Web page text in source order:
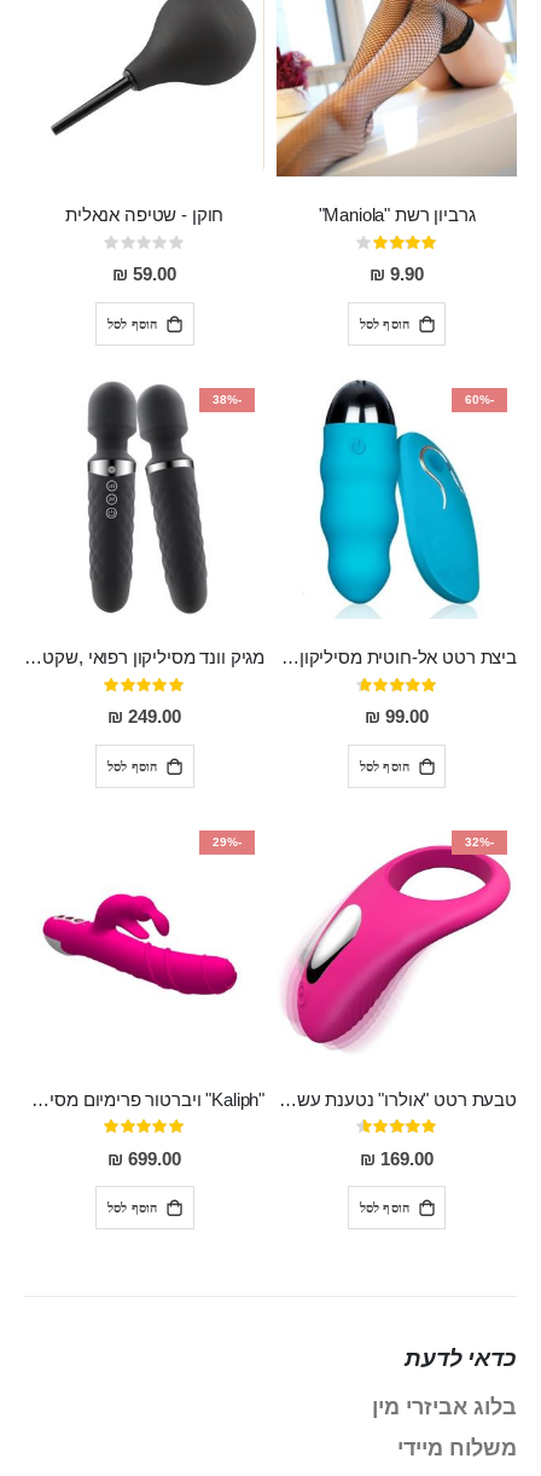
גרביון רשת "Maniola"
דירוג:
80%
9.90 ₪
הוסף לסל
חוקן - שטיפה אנאלית
Rating:
0%
59.00 ₪
הוסף לסל
-60%
ביצת רטט אל-חוטית מסיליקון רפואי בגודל של 8 ס"מ ורוחב 3 ס"מ בעלת 20 מהירויות שונות "ENKI"
דירוג:
93%
99.00 ₪
הוסף לסל
-38%
מגיק וונד מסיליקון רפואי ,שקט במיוחד, נטען בעל 10 מהירויות שונות "Erna"
דירוג:
100%
249.00 ₪
הוסף לסל
-32%
טבעת רטט "אולרו" נטענת עשויה סיליקון רפואי עם רטט חזק ומטריף חושים
דירוג:
91%
169.00 ₪
הוסף לסל
-29%
"Kaliph" ויברטור פרימיום מסיליקון רפואי , נטען, שקט במיוחד, מסתובב ומתפתל, שמנמן עם חדירה 14 סמ
דירוג:
100%
699.00 ₪
הוסף לסל
כדאי לדעת
בלוג אביזרי מין
משלוח מיידי